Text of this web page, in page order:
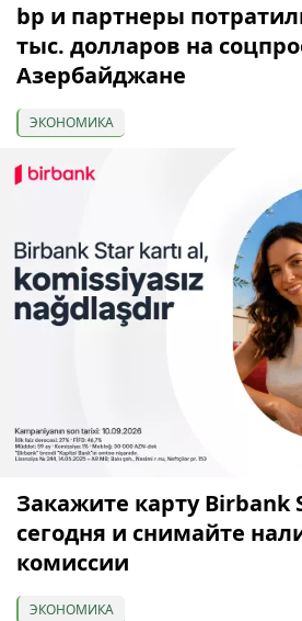
bp и партнеры
тыс. долларов на
Азербайджане
ЭКОНОМИКА
Закажите карту Birbank
сегодня и снимайте
комиссии
ЭКОНОМИКА